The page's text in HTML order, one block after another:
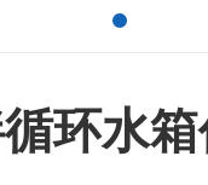
环水